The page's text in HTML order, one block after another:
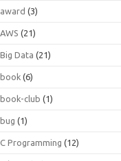
award (3)
AWS (21)
Big Data (21)
book (6)
book-club (1)
bug (1)
C Programming (12)